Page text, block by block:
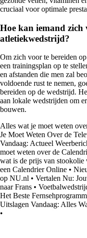
cruciaal voor optimale
Hoe kan iemand zich
atletiekwedstrijd?
Om zich voor te bereiden
een trainingsplan op te
en afstanden die men zal
voldoende rust te nemen,
bereiden op de wedstrijd.
aan lokale wedstrijden om
bouwen.
Alles wat je moet weten
Je Moet Weten Over de
Vandaag: Actueel
moet weten over de
wat is de prijs van stookolie
een Calendrier Online •
op NU.nl • Vertalen Nu:
naar Frans •
Het Beste
Uitslagen Vandaag: Alles
•